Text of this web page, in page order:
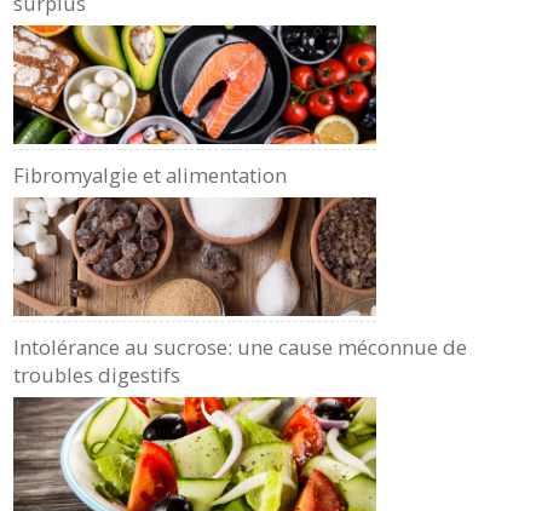
Fibromyalgie et alimentation
Intolérance au sucrose: une cause méconnue de
troubles digestifs